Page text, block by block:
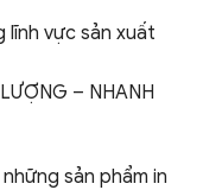
vực sản xuất
– NHANH
sản phẩm in